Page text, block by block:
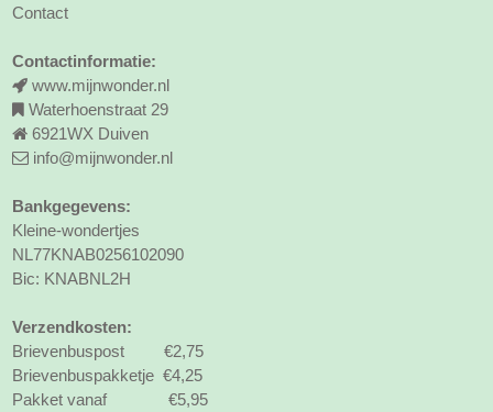
Contact
Contactinformatie:
www.mijnwonder.nl
Waterhoenstraat 29
6921WX Duiven
info@mijnwonder.nl
Bankgegevens:
Kleine-wondertjes
NL77KNAB0256102090
Bic: KNABNL2H
Verzendkosten:
Brievenbuspost €2,75
Brievenbuspakketje €4,25
Pakket vanaf €5,95